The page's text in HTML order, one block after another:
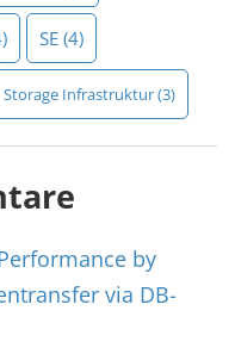
SE (4)
Storage Infrastruktur(3)
by
via DB-